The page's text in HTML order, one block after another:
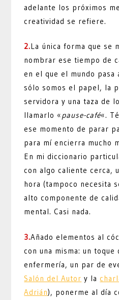
adelante los próximos
creatividad se refiere.
2.La única forma que se
nombrar ese tiempo de
en el que el mundo pasa
sólo somos el papel, la
servidora y una taza de
llamarlo «pause-café«.
ese momento de parar
para mí encierra mucho
En mi diccionario
con algo caliente cerca,
hora (tampoco necesita
alto componente de
mental. Casi nada.
3.Añado elementos al
con una misma: un toque
enfermería, un par de
Salón del Autor y la
Adrián), ponerme al día